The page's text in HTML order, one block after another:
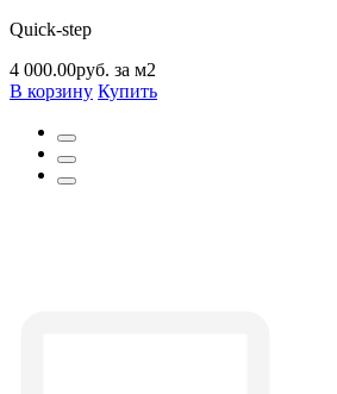
Quick-step
4 000.00руб. за м2
В корзину Купить